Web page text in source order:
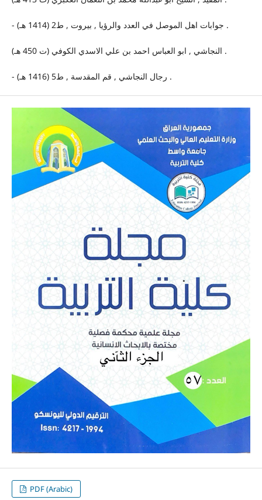
- جوابات اهل الموصل في العدد والرؤيا , بيروت , ط2 (1414 هـ) .
النجاشي , ابو العباس احمد بن علي الاسدي الكوفي (ت 450 هـ) .
- رجال النجاشي , قم المقدسة , ط5 (1416 هـ) .
PDF (Arabic)